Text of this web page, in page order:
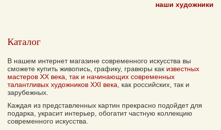
наши художники
Каталог
В нашем интернет магазине современного искусства вы
сможете купить живопись, графику, гравюры как известных
мастеров XX века, так и начинающих современных
талантливых художников XXI века , как российских, так и
зарубежных.
Каждая из представленных картин прекрасно подойдет для
подарка, украсит интерьер, обогатит частную коллекцию
современного искусства.